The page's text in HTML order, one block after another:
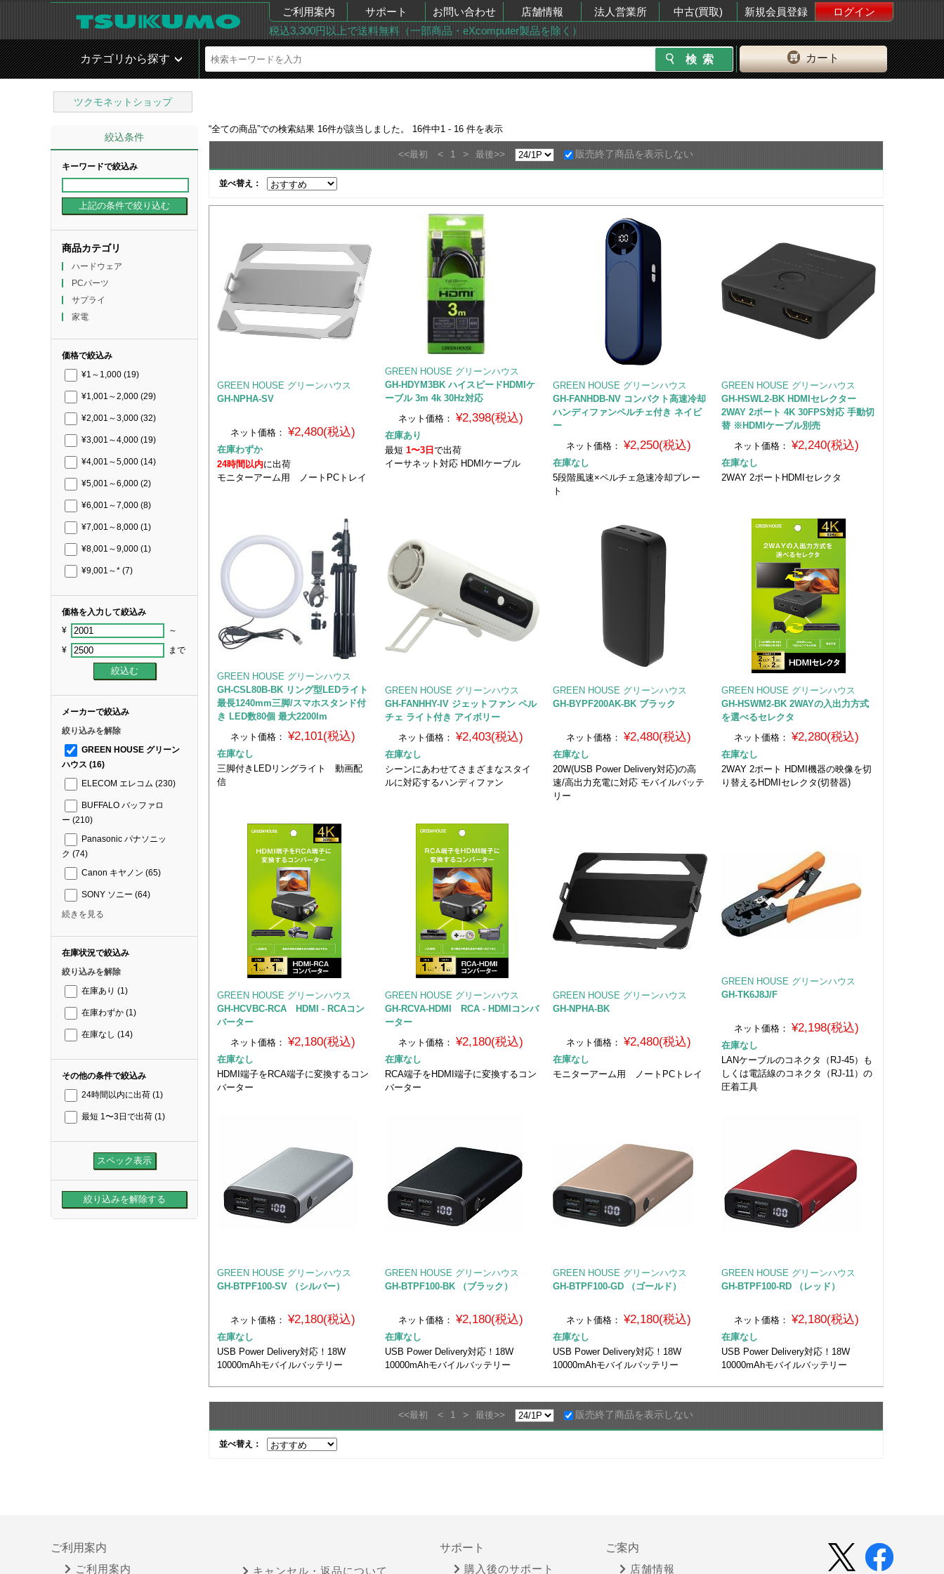
ご利用案内 サポート お問い合わせ 店舗情報 法人営業所 中古(買取) 新規会員登録
ログイン
税込3,300円以上で送料無料（一部商品・eXcomputer製品を除く）
カート
カテゴリから探す
ツクモネットショップ
絞込条件
キーワードで絞込み
商品カテゴリ
ハードウェア
PCパーツ
サプライ
家電
価格で絞込み
¥1～1,000 (19)
¥1,001～2,000 (29)
¥2,001～3,000 (32)
¥3,001～4,000 (19)
¥4,001～5,000 (14)
¥5,001～6,000 (2)
¥6,001～7,000 (8)
¥7,001～8,000 (1)
¥8,001～9,000 (1)
¥9,001～* (7)
価格を入力して絞込み
¥ ～
¥ まで
メーカーで絞込み
絞り込みを解除
GREEN HOUSE グリーン
ハウス (16)
ELECOM エレコム (230)
BUFFALO バッファロ
ー (210)
Panasonic パナソニッ
ク (74)
Canon キヤノン (65)
SONY ソニー (64)
続きを見る
在庫状況で絞込み
絞り込みを解除
在庫あり (1)
在庫わずか (1)
在庫なし (14)
その他の条件で絞込み
24時間以内に出荷 (1)
最短 1〜3日で出荷 (1)
“全ての商品”での検索結果 16件が該当しました。 16件中1 - 16 件を表示
<<最初 < 1 > 最後>> 販売終了商品を表示しない
並べ替え：
GREEN HOUSE グリーンハウス
GH-NPHA-SV
ネット価格： ¥2,480(税込)
在庫わずか
24時間以内に出荷
モニターアーム用 ノートPCトレイ
GREEN HOUSE グリーンハウス
GH-HDYM3BK ハイスピードHDMIケ
ーブル 3m 4k 30Hz対応
ネット価格： ¥2,398(税込)
在庫あり
最短1〜3日で出荷
イーサネット対応 HDMIケーブル
GREEN HOUSE グリーンハウス
GH-FANHDB-NV コンパクト高速冷却
ハンディファンペルチェ付き ネイビ
ー
ネット価格：
¥2,250(税込)
在庫なし
5段階風速×ペルチェ急速冷却プレー
ト
GREEN HOUSE グリーンハウス
GH-HSWL2-BK HDMIセレクター
2WAY 2ポート 4K 30FPS対応 手動切
替 ※HDMIケーブル別売
ネット価格：
¥2,240(税込)
在庫なし
2WAY 2ポートHDMIセレクタ
GREEN HOUSE グリーンハウス
GH-CSL80B-BK リング型LEDライト
最長1240mm三脚/スマホスタンド付
き LED数80個 最大2200lm
ネット価格： ¥2,101(税込)
在庫なし
三脚付きLEDリングライト 動画配
信
GREEN HOUSE グリーンハウス
GH-FANHHY-IV ジェットファン ペル
チェ ライト付き アイボリー
ネット価格： ¥2,403(税込)
在庫なし
シーンにあわせてさまざまなスタイ
ルに対応するハンディファン
GREEN HOUSE グリーンハウス
GH-BYPF200AK-BK ブラック
ネット価格： ¥2,480(税込)
在庫なし
20W(USB Power Delivery対応)の高
速/高出力充電に対応 モバイルバッテ
リー
GREEN HOUSE グリーンハウス
GH-HSWM2-BK 2WAYの入出力方式
を選べるセレクタ
ネット価格：
¥2,280(税込)
在庫なし
2WAY 2ポート HDMI機器の映像を切
り替えるHDMIセレクタ(切替器)
GREEN HOUSE グリーンハウス
GH-HCVBC-RCA HDMI - RCAコン
バーター
ネット価格： ¥2,180(税込)
在庫なし
HDMI端子をRCA端子に変換するコン
バーター
GREEN HOUSE グリーンハウス
GH-RCVA-HDMI RCA - HDMIコンバ
ーター
ネット価格： ¥2,180(税込)
在庫なし
RCA端子をHDMI端子に変換するコン
バーター
GREEN HOUSE グリーンハウス
GH-NPHA-BK
ネット価格： ¥2,480(税込)
在庫なし
モニターアーム用 ノートPCトレイ
GREEN HOUSE グリーンハウス
GH-TK6J8J/F
ネット価格： ¥2,198(税込)
在庫なし
LANケーブルのコネクタ（RJ-45）も
しくは電話線のコネクタ（RJ-11）の
圧着工具
GREEN HOUSE グリーンハウス
GH-BTPF100-SV （シルバー）
ネット価格： ¥2,180(税込)
在庫なし
USB Power Delivery対応！18W
10000mAhモバイルバッテリー
GREEN HOUSE グリーンハウス
GH-BTPF100-BK （ブラック）
ネット価格： ¥2,180(税込)
在庫なし
USB Power Delivery対応！18W
10000mAhモバイルバッテリー
GREEN HOUSE グリーンハウス
GH-BTPF100-GD （ゴールド）
ネット価格： ¥2,180(税込)
在庫なし
USB Power Delivery対応！18W
10000mAhモバイルバッテリー
GREEN HOUSE グリーンハウス
GH-BTPF100-RD （レッド）
ネット価格： ¥2,180(税込)
在庫なし
USB Power Delivery対応！18W
10000mAhモバイルバッテリー
<<最初 < 1 > 最後>> 販売終了商品を表示しない
並べ替え：
ご利用案内
ご利用案内 キャンセル・返品について
サポート
購入後のサポート
ご案内
店舗情報